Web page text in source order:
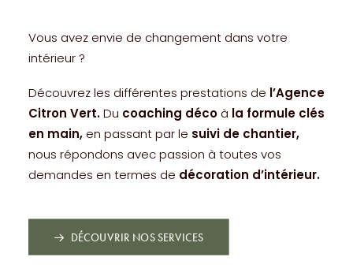
Vous avez envie de changement dans votre
intérieur ?
Découvrez les différentes prestations de l’Agence
Citron Vert.Du coaching déco à la formule clés
en main, en passant par le suivi de chantier,
nous répondons avec passion à toutes vos
demandes en termes de décoration d’intérieur.
DÉCOUVRIR NOS SERVICES